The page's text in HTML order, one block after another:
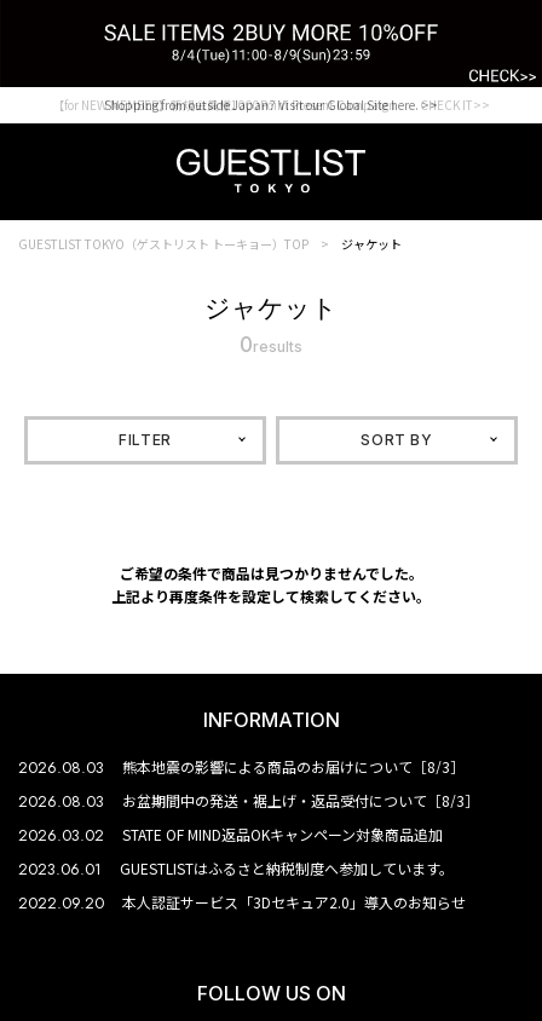
Shopping from outside Japan? Visit our Global Site here. >>
【for NEW MEMBER】新規会員様1000Point Present Campaign CHECK IT>>
GUESTLIST TOKYO（ゲストリスト トーキョー）TOP ジャケット
ジャケット
0results
FILTER SORT BY
ご希望の条件で商品は見つかりませんでした。
上記より再度条件を設定して検索してください。
INFORMATION
2026.08.03 熊本地震の影響による商品のお届けについて［8/3］
2026.08.03 お盆期間中の発送・裾上げ・返品受付について［8/3］
2026.03.02 STATE OF MIND返品OKキャンペーン対象商品追加
2023.06.01 GUESTLISTはふるさと納税制度へ参加しています。
2022.09.20 本人認証サービス「3Dセキュア2.0」導入のお知らせ
FOLLOW US ON